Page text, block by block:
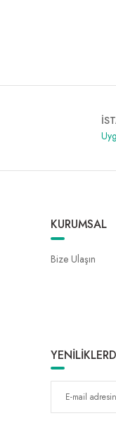
KURUMSAL
Bize Ulaşın